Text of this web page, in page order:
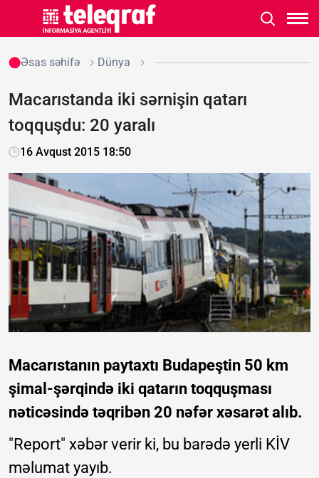
Əsas səhifə Dünya
Macarıstanda iki sərnişin qatarı
toqquşdu: 20 yaralı
16 Avqust 2015 18:50
Macarıstanın paytaxtı Budapeştin 50 km
şimal-şərqində iki qatarın toqquşması
nəticəsində təqribən 20 nəfər xəsarət alıb.
"Report" xəbər verir ki, bu barədə yerli KİV
məlumat yayıb.